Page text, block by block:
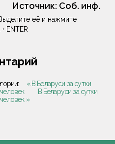
Источник: Соб. инф.
её и нажмите
ENTER
« В Беларуси за сутки
В Беларуси за сутки
»